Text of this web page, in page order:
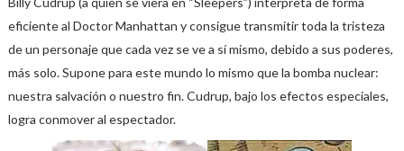
eficiente al Doctor Manhattan y consigue transmitir toda la tristeza
de un personaje que cada vez se ve a sí mismo, debido a sus poderes,
más solo. Supone para este mundo lo mismo que la bomba nuclear:
nuestra salvación o nuestro fin. Cudrup, bajo los efectos especiales,
logra conmover al espectador.